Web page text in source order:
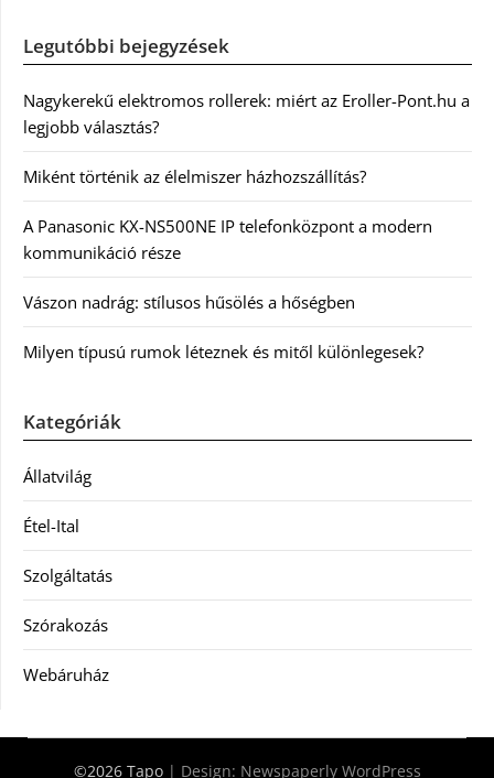
Legutóbbi bejegyzések
Nagykerekű elektromos rollerek: miért az Eroller-Pont.hu a
legjobb választás?
Miként történik az élelmiszer házhozszállítás?
A Panasonic KX-NS500NE IP telefonközpont a modern
kommunikáció része
Vászon nadrág: stílusos hűsölés a hőségben
Milyen típusú rumok léteznek és mitől különlegesek?
Kategóriák
Állatvilág
Étel-Ital
Szolgáltatás
Szórakozás
Webáruház
©2026 Tapo | Design: Newspaperly WordPress